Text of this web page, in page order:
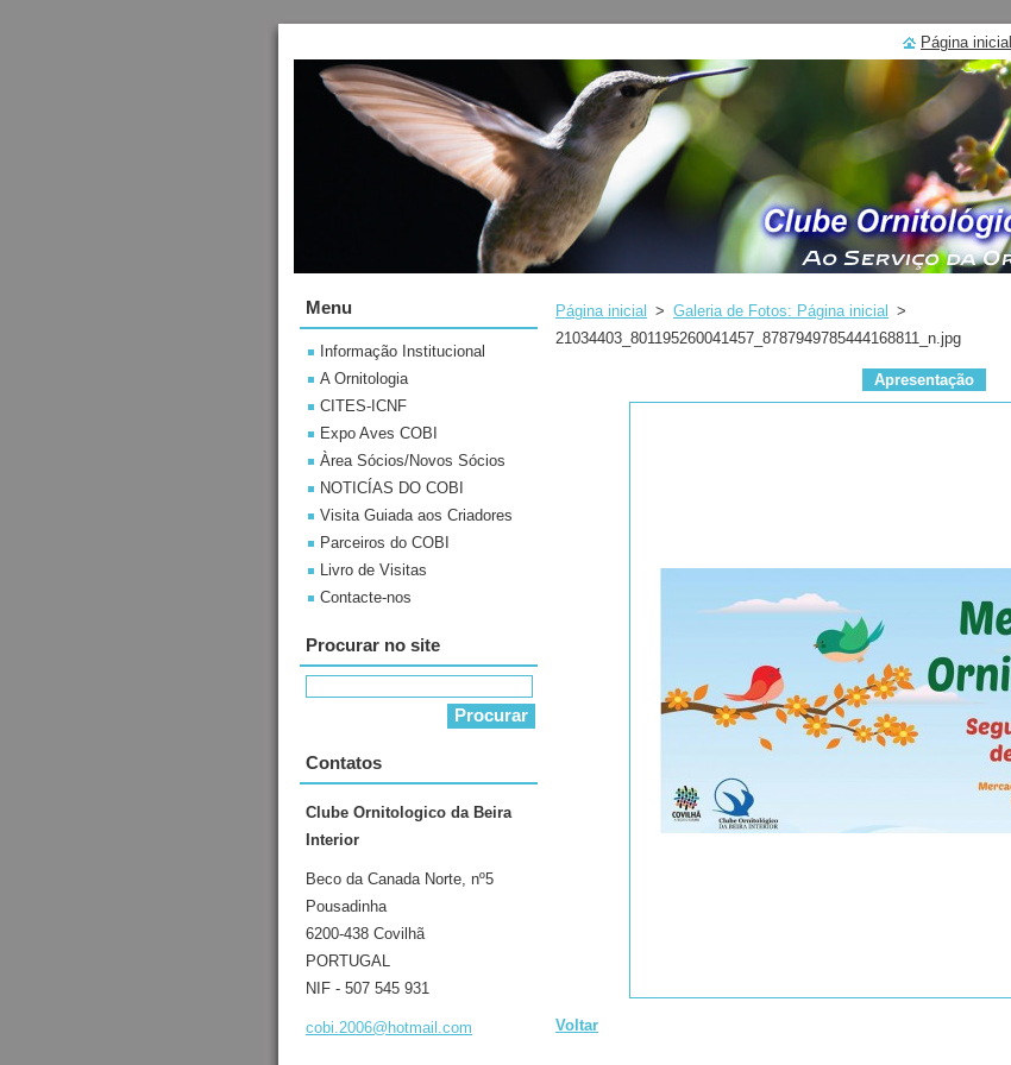
Página inicial > Galeria de Fotos: Página inicial >
21034403_801195260041457_8787949785444168811_n.jpg
Apresentação
Voltar
Menu
Informação Institucional
A Ornitologia
CITES-ICNF
Expo Aves COBI
Àrea Sócios/Novos Sócios
NOTICÍAS DO COBI
Visita Guiada aos Criadores
Parceiros do COBI
Livro de Visitas
Contacte-nos
Procurar no site
Contatos
Clube Ornitologico da Beira
Interior
Beco da Canada Norte, nº5
Pousadinha
6200-438 Covilhã
PORTUGAL
NIF - 507 545 931
cobi.2006@hotmai l.com
Página inicial